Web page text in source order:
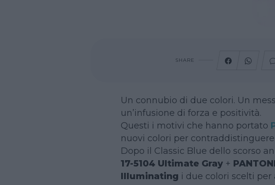
SHARE
Un connubio di due colori. Un
un’infusione di forza e positività.
Questi i motivi che hanno portato
nuovi colori per contraddistinguere
Dopo il Classic Blue dello scorso
17-5104 Ultimate Gray+
Illuminating i due colori scelti per